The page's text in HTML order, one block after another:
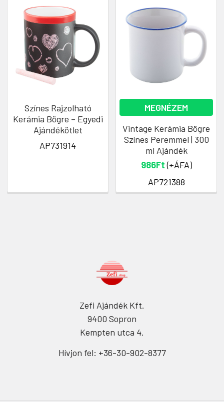
Színes Rajzolható
Kerámia Bögre – Egyedi
Ajándékötlet
AP731914
MEGNÉZEM
Vintage Kerámia Bögre
Színes Peremmel | 300
ml Ajándék
986Ft(+ÁFA)
AP721388
Zefi Ajándék Kft.
9400 Sopron
Kempten utca 4.
Hívjon fel: +36-30-902-8377